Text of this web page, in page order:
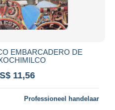
EMBARCADERO DE
11,56
Professioneel handelaar